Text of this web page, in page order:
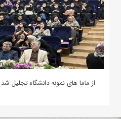
از ماما های نمونه دانشگاه تجلیل شد